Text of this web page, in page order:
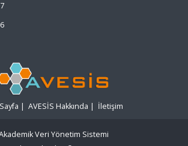
| AVESİS Hakkında | İletişim
Veri Yönetim Sistemi